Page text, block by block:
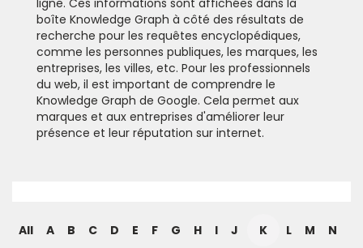
ligne. Ces informations sont affichées dans la
boîte Knowledge Graph à côté des résultats de
recherche pour les requêtes encyclopédiques,
comme les personnes publiques, les marques, les
entreprises, les villes, etc. Pour les professionnels
du web, il est important de comprendre le
Knowledge Graph de Google. Cela permet aux
marques et aux entreprises d'améliorer leur
présence et leur réputation sur internet.
All A B C D E F G H I J K L M
N